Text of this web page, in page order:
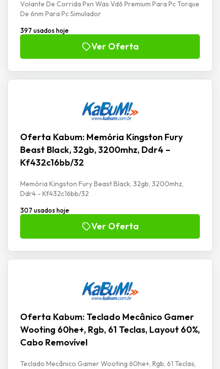
Volante De Corrida Pxn Was Vd6 Premium Para Pc Torque
De 6nm Para Pc Simulador
397 usados hoje
Ver Oferta
Oferta Kabum: Memória Kingston Fury
Beast Black, 32gb, 3200mhz, Ddr4 –
Kf432c16bb/32
Memória Kingston Fury Beast Black, 32gb, 3200mhz,
Ddr4 - Kf432c16bb/32
307 usados hoje
Ver Oferta
Oferta Kabum: Teclado Mecânico Gamer
Wooting 60he+, Rgb, 61 Teclas, Layout 60%,
Cabo Removível
Teclado Mecânico Gamer Wooting 60he+, Rgb, 61 Teclas,